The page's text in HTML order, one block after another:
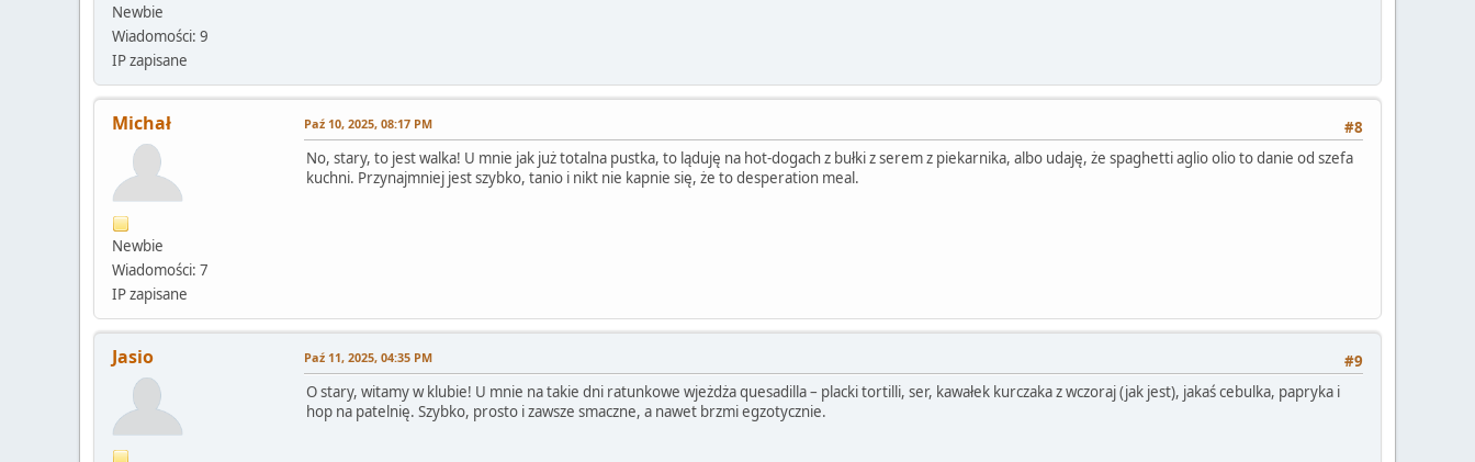
Newbie
Wiadomości: 9
IP zapisane
Michał
Newbie
Wiadomości: 7
IP zapisane
#8
Paź 10, 2025, 08:17 PM
No, stary, to jest walka! U mnie jak już totalna pustka, to ląduję na hot-dogach z bułki z serem z piekarnika, albo udaję, że spaghetti aglio olio to danie od szefa
kuchni. Przynajmniej jest szybko, tanio i nikt nie kapnie się, że to desperation meal.
Jasio #9
Paź 11, 2025, 04:35 PM
O stary, witamy w klubie! U mnie na takie dni ratunkowe wjeżdża quesadilla – placki tortilli, ser, kawałek kurczaka z wczoraj (jak jest), jakaś cebulka, papryka i
hop na patelnię. Szybko, prosto i zawsze smaczne, a nawet brzmi egzotycznie.